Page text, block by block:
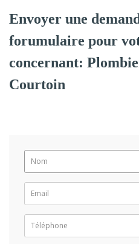
Envoyer une
forumulaire pour
concernant:
Courtoin